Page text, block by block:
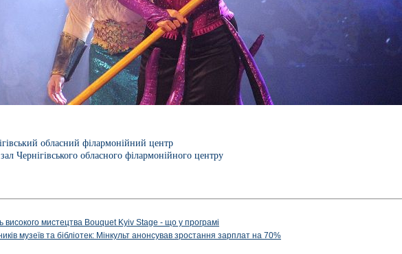
обласний філармонійний центр
Чернігівського обласного філармонійного центру
високого мистецтва Bouquet Kyiv Stage - що у програмі
музеїв та бібліотек: Мінкульт анонсував зростання зарплат на 70%